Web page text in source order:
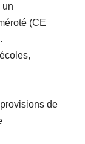
un
(CE
de